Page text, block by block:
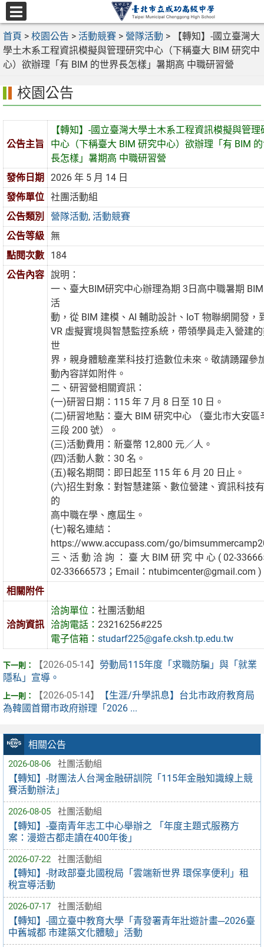
跳
至
主
要
內
選
單
首頁 > 校園公告 > 活動競賽 > 營隊活動 >
【轉知】-國立臺灣大
學土木系工程資訊模擬與管理研究中心（下稱臺大 BIM 研究中
心）欲辦理「有 BIM 的世界長怎樣」暑期高 中職研習營
相關公告
2026-08-06 社團活動組
【轉知】-財團法人台灣金融研訓院「115年金融知識線上競
賽活動辦法」
2026-08-05 社團活動組
【轉知】-臺南青年志工中心舉辦之 「年度主題式服務方
案：漫遊古都走讀在400年後」
2026-07-22 社團活動組
【轉知】-財政部臺北國稅局「雲端新世界 環保享便利」租
稅宣導活動
2026-07-17 社團活動組
【轉知】-國立臺中教育大學「青發署青年壯遊計畫─2026臺
中舊城都 市建築文化體驗」活動
校園公告
公告主旨
【轉知】-國立臺灣大學土木系工程資訊模擬與管理
中心（下稱臺大 BIM 研究中心）欲辦理「有 BIM
長怎樣」暑期高 中職研習營
發佈日期
2026 年 5 月 14 日
發佈單位 社團活動組
公告類別
營隊活動, 活動競賽
公告等級 無
點閱次數
184
公告內容 說明：
一、臺大BIM研究中心辦理為期 3日高中職暑期
活
動，從 BIM 建模、AI 輔助設計、IoT 物聯網開發，
VR 虛擬實境與智慧監控系統，帶領學員走入營建
世
界，親身體驗產業科技打造數位未來。敬請踴躍參
動內容詳如附件。
二、研習營相關資訊：
(一)研習日期：115 年 7 月 8 日至 10 日。
(二)研習地點：臺大 BIM 研究中心 （臺北市大安區
三段 200 號）。
(三)活動費用：新臺幣 12,800 元／人。
(四)活動人數：30 名。
(五)報名期間：即日起至 115 年 6 月 20 日止。
(六)招生對象：對智慧建築、數位營建、資訊科技
的
高中職在學、應屆生。
(七)報名連結：
https://www.accupass.com/go/
三、活 動 洽 詢 ： 臺 大 BIM 研 究 中 心 ( 02-
02-33666573；Email：ntubimcenter@gmail.com )
相關附件
洽詢資訊
洽詢單位： 社團活動組
洽詢電話： 23216256#225
電子信箱： studarf225@gafe.cksh.tp.edu.tw
【2026-05-14】 勞動局115年度「求職防騙」與「就業
隱私」宣導。
【2026-05-14】
【生涯/升學訊息】台北市政府教育局
為韓國首爾市政府辦理「2026 ...